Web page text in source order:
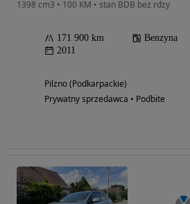
1398 cm3 • 100 KM • stan BDB bez rdzy
171 900 km Benzyna
2011
Pilzno (Podkarpackie)
Prywatny sprzedawca • Podbite